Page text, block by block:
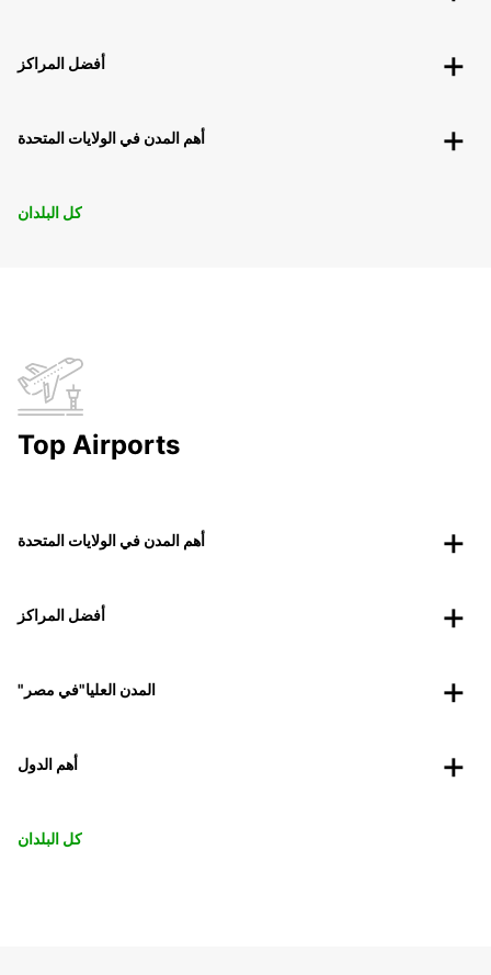
أفضل المراكز
أهم المدن في الولايات المتحدة
كل البلدان
Top Airports
أهم المدن في الولايات المتحدة
أفضل المراكز
"المدن العليا"في مصر
أهم الدول
كل البلدان